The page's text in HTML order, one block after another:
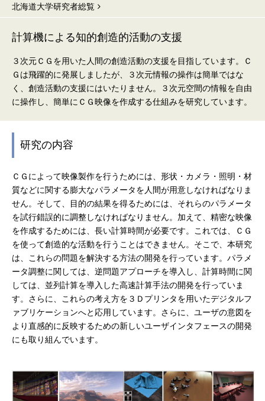
北海道⼤学研究者総覧
計算機による知的創造的活動の支援
３次元ＣＧを用いた人間の創造活動の支援を目指しています。Ｃ
Ｇは飛躍的に発展しましたが、３次元情報の操作は簡単ではな
く、創造活動の支援にはいたりません。３次元空間の情報を自由
に操作し、簡単にＣＧ映像を作成する仕組みを研究しています。
研究の内容
ＣＧによって映像製作を行うためには、形状・カメラ・照明・材
質などに関する膨大なパラメータを人間が用意しなければなりま
せん。そして、目的の結果を得るためには、それらのパラメータ
を試行錯誤的に調整しなければなりません。加えて、精密な映像
を作成するためには、長い計算時間が必要です。これでは、ＣＧ
を使って創造的な活動を行うことはできません。そこで、本研究
は、これらの問題を解決する方法の開発を行っています。パラメ
ータ調整に関しては、逆問題アプローチを導入し、計算時間に関
しては、並列計算を導入した高速計算手法の開発を行っていま
す。さらに、これらの考え方を３Ｄプリンタを用いたデジタルフ
ァブリケーションへと応用しています。さらに、ユーザの意図を
より直感的に反映するための新しいユーザインタフェースの開発
にも取り組んでいます。